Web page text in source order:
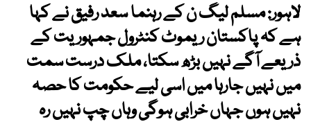
لاہور: مسلم لیگ ن کے رہنما سعد رفیق نے کہا
ہے کہ پاکستان ریموٹ کنٹرول جمہوریت کے
ذریعے آگے نہیں بڑھ سکتا، ملک درست سمت
میں نہیں جارہا میں اسی لیے حکومت کا حصہ
نہیں ہوں جہاں خرابی ہوگی وہاں چپ نہیں رہ